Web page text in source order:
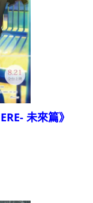
未來篇》